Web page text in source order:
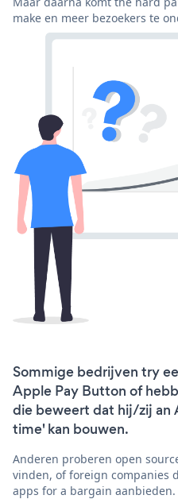
make en meer bezoekers te
Sommige bedrijven try
Apple Pay Button of
die beweert dat hij/zij an
time' kan bouwen.
Anderen proberen open
vinden, of foreign companies
apps for a bargain aanbieden.